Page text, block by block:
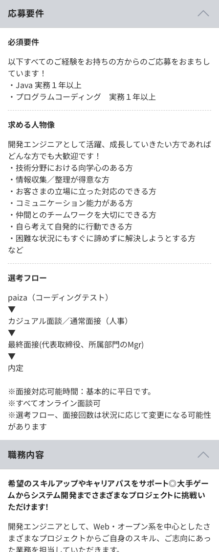
応募要件
必須要件
以下すべてのご経験をお持ちの方からのご応募をおまちし
ています！
・Java 実務１年以上
・プログラムコーディング 実務１年以上
求める人物像
開発エンジニアとして活躍、成長していきたい方であれば
どんな方でも大歓迎です！
・技術分野における向学心のある方
・情報収集／整理が得意な方
・お客さまの立場に立った対応のできる方
・コミュニケーション能力がある方
・仲間とのチームワークを大切にできる方
・自ら考えて自発的に行動できる方
・困難な状況にもすぐに諦めずに解決しようとする方
など
選考フロー
paiza（コーディングテスト）
▼
カジュアル面談／通常面接（人事）
▼
最終面接(代表取締役、所属部門のMgr)
▼
内定
※面接対応可能時間：基本的に平日です。
※すべてオンライン面談可
※選考フロー、面接回数は状況に応じて変更になる可能性
があります
職務内容
希望のスキルアップやキャリアパスをサポート◎大手ゲー
ムからシステム開発までさまざまなプロジェクトに挑戦い
ただけます！
開発エンジニアとして、Web・オープン系を中心としたさ
まざまなプロジェクトからご自身のスキル、ご志向にあっ